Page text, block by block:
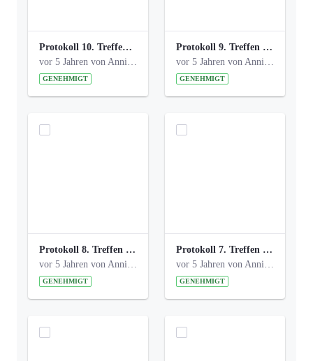
Protokoll 10. Treffen 20150720 AG Bismarckplatz.pdf
vor 5 Jahren von Anni Schlumberger
GENEHMIGT
Protokoll 9. Treffen 20150528 AG Bismarckplatz.pdf
vor 5 Jahren von Anni Schlumberger
GENEHMIGT
Protokoll 8. Treffen 20150330 AG Bismarckplatz.pdf
vor 5 Jahren von Anni Schlumberger
GENEHMIGT
Protokoll 7. Treffen 20150308 AG Bismarckplatz.pdf
vor 5 Jahren von Anni Schlumberger
GENEHMIGT